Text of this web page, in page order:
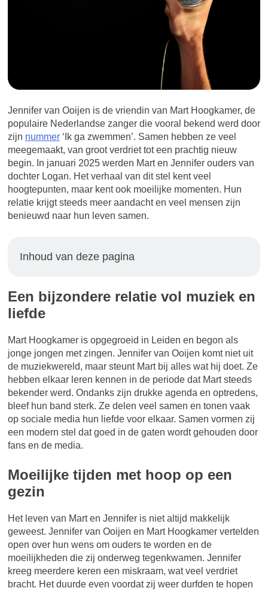
Jennifer van Ooijen is de vriendin van Mart Hoogkamer, de
populaire Nederlandse zanger die vooral bekend werd door
zijn nummer ‘Ik ga zwemmen’. Samen hebben ze veel
meegemaakt, van groot verdriet tot een prachtig nieuw
begin. In januari 2025 werden Mart en Jennifer ouders van
dochter Logan. Het verhaal van dit stel kent veel
hoogtepunten, maar kent ook moeilijke momenten. Hun
relatie krijgt steeds meer aandacht en veel mensen zijn
benieuwd naar hun leven samen.
Inhoud van deze pagina
Een bijzondere relatie vol muziek en
liefde
Mart Hoogkamer is opgegroeid in Leiden en begon als
jonge jongen met zingen. Jennifer van Ooijen komt niet uit
de muziekwereld, maar steunt Mart bij alles wat hij doet. Ze
hebben elkaar leren kennen in de periode dat Mart steeds
bekender werd. Ondanks zijn drukke agenda en optredens,
bleef hun band sterk. Ze delen veel samen en tonen vaak
op sociale media hun liefde voor elkaar. Samen vormen zij
een modern stel dat goed in de gaten wordt gehouden door
fans en de media.
Moeilijke tijden met hoop op een
gezin
Het leven van Mart en Jennifer is niet altijd makkelijk
geweest. Jennifer van Ooijen en Mart Hoogkamer vertelden
open over hun wens om ouders te worden en de
moeilijkheden die zij onderweg tegenkwamen. Jennifer
kreeg meerdere keren een miskraam, wat veel verdriet
bracht. Het duurde even voordat zij weer durfden te hopen